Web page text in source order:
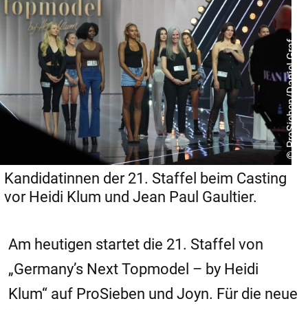
© ProSieben/Daniel Graf
Kandidatinnen der 21. Staffel beim Casting
vor Heidi Klum und Jean Paul Gaultier.
Am heutigen startet die 21. Staffel von
„Germany’s Next Topmodel – by Heidi
Klum“ auf ProSieben und Joyn. Für die neue